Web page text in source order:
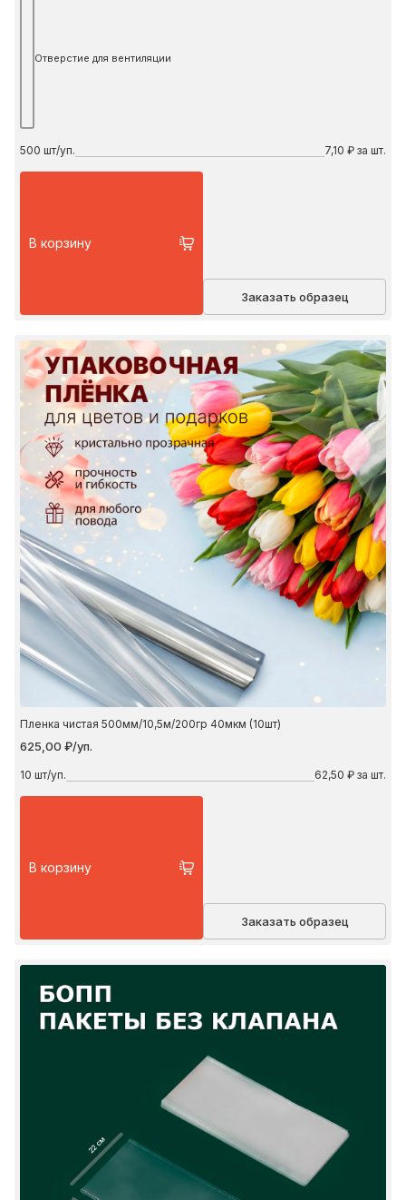
Отверстие для вентиляции
500 шт/уп. 7,10 ₽ за шт.
В корзину
Заказать образец
Пленка чистая 500мм/10,5м/200гр 40мкм (10шт)
625,00 ₽/уп.
10 шт/уп. 62,50 ₽ за шт.
В корзину
Заказать образец
22 см